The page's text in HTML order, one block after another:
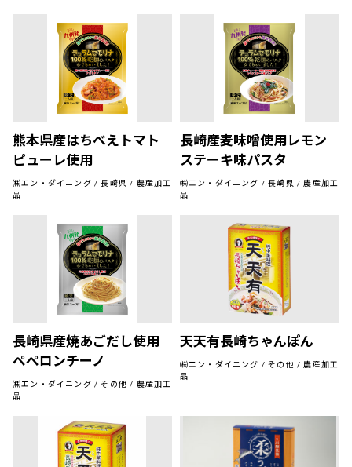
熊本県産はちべえトマト
ピューレ使用
㈱エン・ダイニング / 長崎県 / 農産加工
品
長崎産麦味噌使用レモン
ステーキ味パスタ
㈱エン・ダイニング / 長崎県 / 農産加工
品
長崎県産焼あごだし使用
ペペロンチーノ
㈱エン・ダイニング / その他 / 農産加工
品
天天有長崎ちゃんぽん
㈱エン・ダイニング / その他 / 農産加工
品